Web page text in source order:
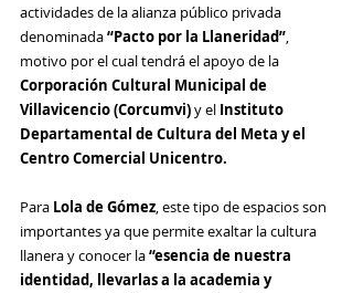
actividades de la alianza público privada
denominada “Pacto por la Llaneridad”,
motivo por el cual tendrá el apoyo de la
Corporación Cultural Municipal de
Villavicencio (Corcumvi) y el Instituto
Departamental de Cultura del Meta y el
Centro Comercial Unicentro.
Para Lola de Gómez, este tipo de espacios son
importantes ya que permite exaltar la cultura
llanera y conocer la “esencia de nuestra
identidad, llevarlas a la academia y